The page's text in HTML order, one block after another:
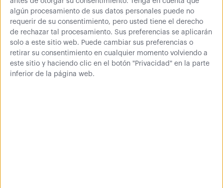
algún procesamiento de sus datos personales puede no
requerir de su consentimiento, pero usted tiene el derecho
de rechazar tal procesamiento. Sus preferencias se aplicarán
solo a este sitio web. Puede cambiar sus preferencias o
retirar su consentimiento en cualquier momento volviendo a
este sitio y haciendo clic en el botón "Privacidad" en la parte
inferior de la página web.
A partir de
121,55 €
Taquilla metálica 5
puertas
Sistema modular de taquillas